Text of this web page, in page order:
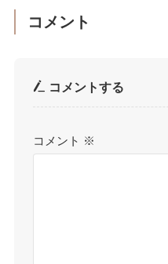
コメント
コメントする
コメント ※